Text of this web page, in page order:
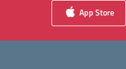
App Store